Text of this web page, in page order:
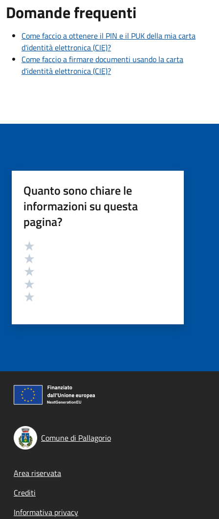
Domande frequenti
Come faccio a ottenere il PIN e il PUK della mia carta
d'identità elettronica (CIE)?
Come faccio a firmare documenti usando la carta
d'identità elettronica (CIE)?
Quanto sono chiare le
informazioni su questa
pagina?
Valutazione
Comune di Pallagorio
Footer menu
Area riservata
Crediti
Informativa privacy